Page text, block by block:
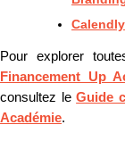
Pour explorer
Financement Up
consultez leGuide
Académie.